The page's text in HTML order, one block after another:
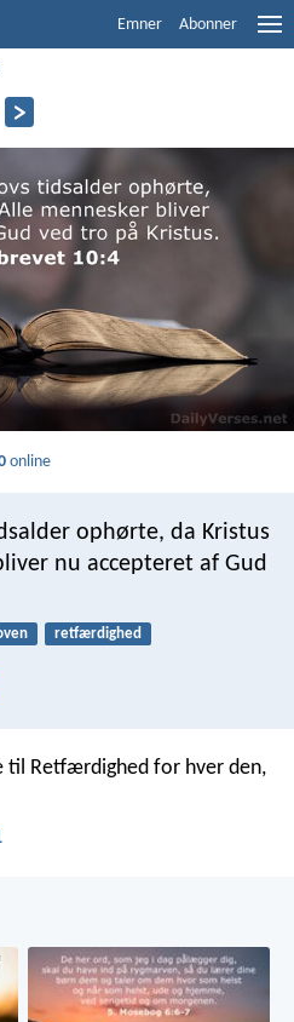
Emner Abonner
online
ophørte, da Kristus
nu accepteret af Gud
retfærdighed
til Retfærdighed for hver den,